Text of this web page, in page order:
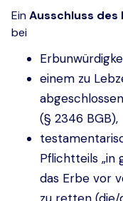
EinAusschluss des
bei
einem zu
(§ 2346 BGB),
Pflichtteils „in
das Erbe vor
zu retten